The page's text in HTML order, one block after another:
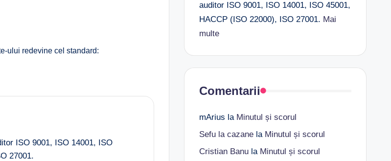
ului redevine cel standard:
ISO 9001, ISO 14001, ISO
27001.
auditor ISO 9001, ISO 14001, ISO 45001,
HACCP (ISO 22000), ISO 27001. Mai
multe
Comentarii
mArius la Minutul și scorul
Sefu la cazanela Minutul și scorul
Cristian Banula Minutul și scorul